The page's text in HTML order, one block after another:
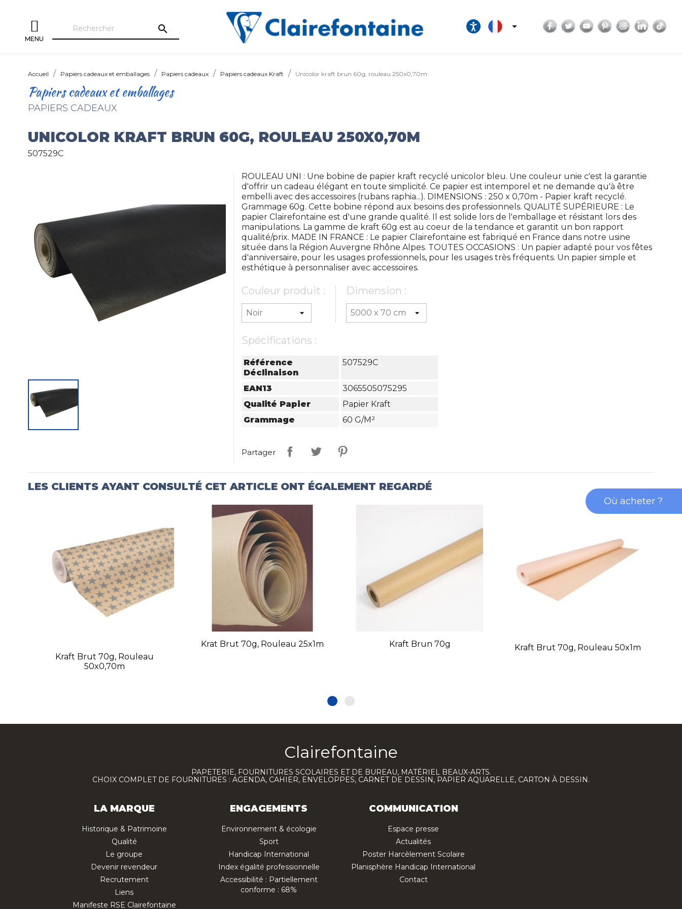
MENU
search  Facebook
TwitterYouTubePinterestInstagram
Accueil Papiers cadeaux et emballages Papiers cadeaux Papiers cadeaux Kraft Unicolor kraft brun 60g, rouleau 250x0,70m
Papiers cadeaux et emballages
PAPIERS CADEAUX
UNICOLOR KRAFT BRUN 60G, ROULEAU 250X0,70M
507529C
ROULEAU UNI : Une bobine de papier kraft recyclé unicolor bleu. Une couleur unie c'est la garantie
d'offrir un cadeau élégant en toute simplicité. Ce papier est intemporel et ne demande qu'à être
embelli avec des accessoires (rubans raphia...). DIMENSIONS : 250 x 0,70m - Papier kraft recyclé.
Grammage 60g. Cette bobine répond aux besoins des professionnels. QUALITÉ SUPÉRIEURE : Le
papier Clairefontaine est d'une grande qualité. Il est solide lors de l'emballage et résistant lors des
manipulations. La gamme de kraft 60g est au coeur de la tendance et garantit un bon rapport
qualité/prix. MADE IN FRANCE : Le papier Clairefontaine est fabriqué en France dans notre usine
située dans la Région Auvergne Rhône Alpes. TOUTES OCCASIONS : Un papier adapté pour vos fêtes
d'anniversaire, pour les usages professionnels, pour les usages très fréquents. Un papier simple et
esthétique à personnaliser avec accessoires.
Couleur produit : Dimension :
Spécifications :
Référence
Déclinaison
507529C
EAN13
3065505075295
Qualité Papier
Papier Kraft
Grammage
60 G/m²
Partager
LES CLIENTS AYANT CONSULTÉ CET ARTICLE ONT ÉGALEMENT REGARDÉ
Kraft Brut 70g, Rouleau
50x0,70m
Krat Brut 70g, Rouleau 25x1m Kraft Brun 70g
Kraft Brut 70g, Rouleau 50x1m
Clairefontaine
PAPETERIE, FOURNITURES SCOLAIRES ET DE BUREAU, MATÉRIEL BEAUX-ARTS.
CHOIX COMPLET DE FOURNITURES : AGENDA, CAHIER, ENVELOPPES, CARNET DE DESSIN, PAPIER AQUARELLE, CARTON À DESSIN.
LA MARQUE
Historique & Patrimoine
Qualité
Le groupe
Devenir revendeur
Recrutement
Liens
Manifeste RSE Clairefontaine
ENGAGEMENTS
Environnement & écologie
Sport
Handicap International
Index égalité professionnelle
Accessibilité : Partiellement
conforme : 68%
COMMUNICATION
Espace presse
Actualités
Poster Harcèlement Scolaire
Planisphère Handicap International
Contact
Où acheter ?